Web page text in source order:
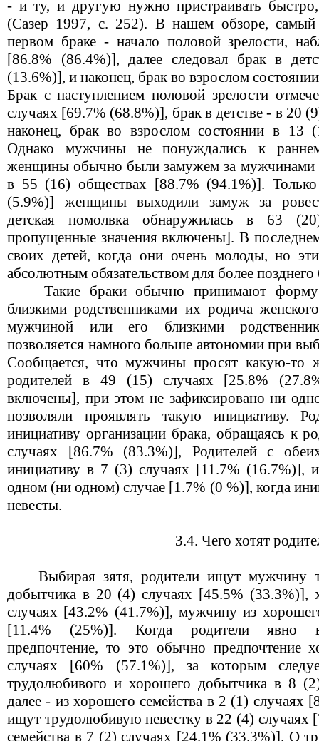
- и ту, и другую нужно пристраивать
(Сазер 1997, с. 252). В нашем обзоре, самый
первом браке - начало половой зрелости,
[86.8% (86.4%)], далее следовал брак в
(13.6%)], и наконец, брак во взрослом
Брак с наступлением половой зрелости
случаях [69.7% (68.8%)], брак в детстве - в 20
наконец, брак во взрослом состоянии в 13
Однако мужчины не понуждались к
женщины обычно были замужем за мужчинами
в 55 (16) обществах [88.7% (94.1%)].
(5.9%)] женщины выходили замуж за
детская помолвка обнаружилась в 63
пропущенные значения включены]. В
своих детей, когда они очень молоды, но
абсолютным обязательством для более позднего
Такие браки обычно принимают форму
близкими родственниками их родича
мужчиной или его близкими
позволяется намного больше автономии при
Сообщается, что мужчины просят какую-
родителей в 49 (15) случаях [25.8%
включены], при этом не зафиксировано ни
позволяли проявлять такую инициативу.
инициативу организации брака, обращаясь к
случаях [86.7% (83.3%)], Родителей с
инициативу в 7 (3) случаях [11.7% (16.7%)],
одном (ни одном) случае [1.7% (0 %)], когда
невесты.
3.4. Чего хотят
Выбирая зятя, родители ищут мужчину
добытчика в 20 (4) случаях [45.5% (33.3%)],
случаях [43.2% (41.7%)], мужчину из
[11.4% (25%)]. Когда родители явно
предпочтение, то это обычно предпочтение
случаях [60% (57.1%)], за которым
трудолюбивого и хорошего добытчика в 8
далее - из хорошего семейства в 2 (1) случаях
ищут трудолюбивую невестку в 22 (4) случаях
семейства в 7 (2) случаях [24.1% (33.3%)]. О